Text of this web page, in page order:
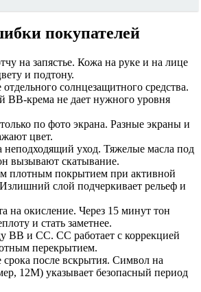
покупателей
на запястье. Кожа на руке и на лице
и подтону.
солнцезащитного средства.
BB‑крема не дает нужного уровня
по фото экрана. Разные экраны и
цвет.
неподходящий уход. Тяжелые масла под
вызывают скатывание.
плотным покрытием при активной
слой подчеркивает рельеф и
на окисление. Через 15 минут тон
и стать заметнее.
BB и CC. CC работает с коррекцией
перекрытием.
после вскрытия. Символ на
12M) указывает безопасный период